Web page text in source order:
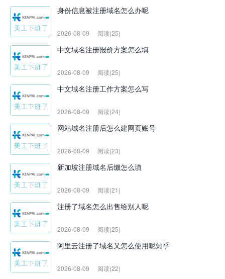
身份信息被注册域名怎么办呢
2026-08-09 阅读(25)
中文域名注册报价方案怎么填
2026-08-09 阅读(25)
中文域名注册工作方案怎么写
2026-08-09 阅读(24)
网站域名注册后怎么建网页账号
2026-08-09 阅读(23)
新加坡注册域名后缀怎么填
2026-08-09 阅读(21)
注册了域名怎么出售给别人呢
2026-08-09 阅读(25)
阿里云注册了域名又怎么使用呢知乎
2026-08-09 阅读(22)